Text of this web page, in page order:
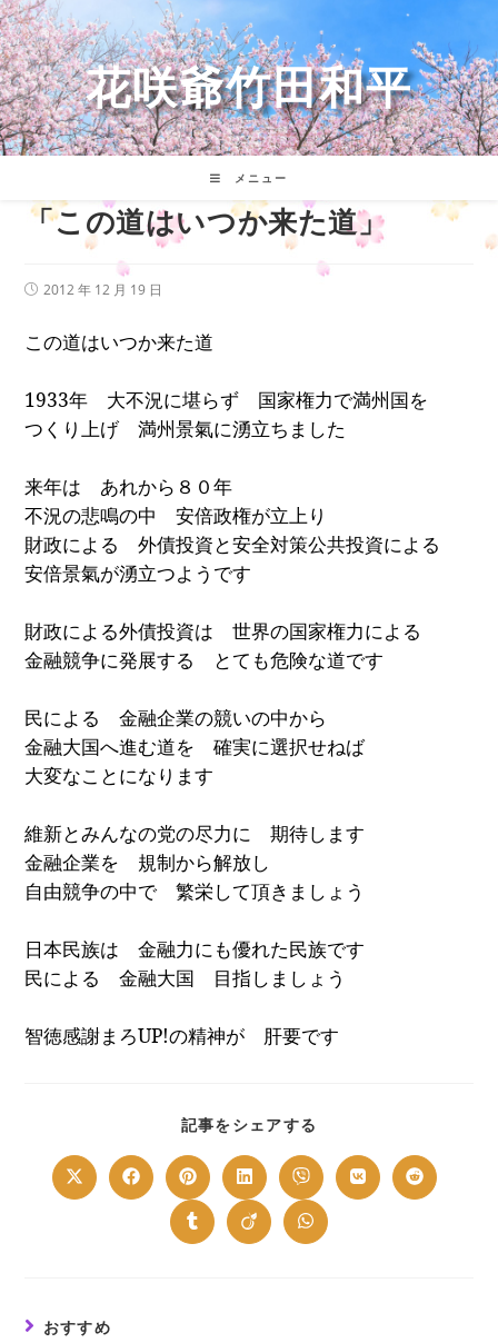
コ
ン
テ
ン
ツ
へ
ス
花咲爺竹田和平
メニュー
「この道はいつか来た道」
投
開
日:
2012 年 12 月 19 日
この道はいつか来た道
1933年 大不況に堪らず 国家権力で満州国を
つくり上げ 満州景氣に湧立ちました
来年は あれから８０年
不況の悲鳴の中 安倍政権が立上り
財政による 外債投資と安全対策公共投資による
安倍景氣が湧立つようです
財政による外債投資は 世界の国家権力による
金融競争に発展する とても危険な道です
民による 金融企業の競いの中から
金融大国へ進む道を 確実に選択せねば
大変なことになります
維新とみんなの党の尽力に 期待します
金融企業を 規制から解放し
自由競争の中で 繁栄して頂きましょう
日本民族は 金融力にも優れた民族です
民による 金融大国 目指しましょう
智徳感謝まろUP!の精神が 肝要です
記事をシェアする
CONTENT
Opens
in
Opens
in
window
Opens
in
a
new
window
Opens
in
a
new
window
Opens
in
a
new
window
Opens
in
Opens
in
Opens
in
Opens
in
Opens
in
おすすめ